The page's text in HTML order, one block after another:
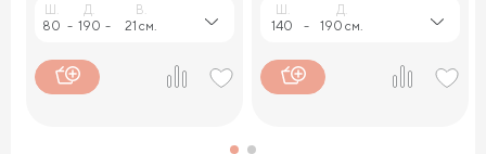
Ш.
80 -
Д.
190 -
В.
21 см.
Ш.
140 -
Д.
190 см.